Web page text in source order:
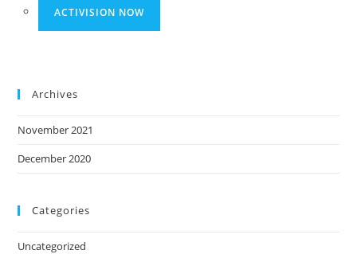
ACTIVISION NOW
Archives
November 2021
December 2020
Categories
Uncategorized